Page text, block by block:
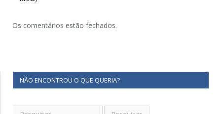
Os comentários estão fechados.
NÃO ENCONTROU O QUE QUERIA?